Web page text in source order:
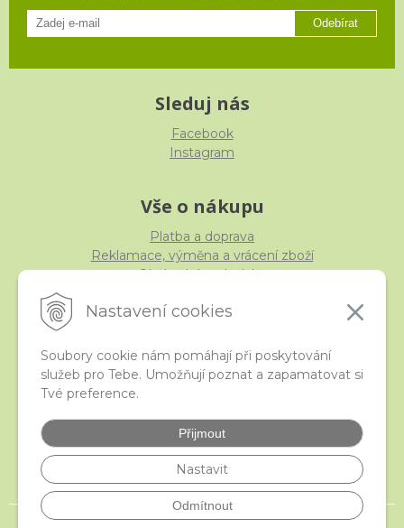
Nastavení cookies
Soubory cookie nám pomáhají při poskytování
služeb pro Tebe. Umožňují poznat a zapamatovat si
Tvé preference.
Přijmout
Nastavit
Odmítnout
Odebírat
Sleduj nás
Facebook
Instagram
Vše o nákupu
Platba a doprava
Reklamace, výměna a vrácení zboží
Obchodní podmínky
iStraka
Velkoobchod
Nejčastější otázky
České puncovní značky
© 2026 istraka.cz - nejtřpytivější korálky a polodrahokamy široko daleko •